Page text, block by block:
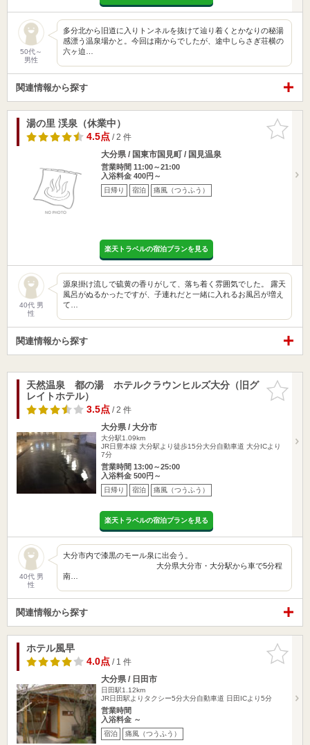
50代～
男性
多分北から旧道に入りトンネルを抜けて辿り着くとかなりの秘湯
感漂う温泉場かと。今回は南からでしたが、途中しらさぎ荘横の
六ヶ迫…
関連情報から探す
お気に入
りに追加
湯の里 渓泉（休業中）
4.5点/ 2 件
大分県 / 国東市国見町 / 国見温泉
営業時間 11:00～21:00
入浴料金 400円～
日帰り 宿泊 痛風（つうふう）
楽天トラベルの宿泊プランを見る
40代 男
性
源泉掛け流しで硫黄の香りがして、落ち着く雰囲気でした。 露天
風呂がぬるかったですが、子連れだと一緒に入れるお風呂が増え
て…
関連情報から探す
お気に入
りに追加
天然温泉 都の湯 ホテルクラウンヒルズ大分（旧グ
レイトホテル）
3.5点/ 2 件
大分県 / 大分市
大分駅1.09km
JR日豊本線 大分駅より徒歩15分大分自動車道 大分ICより
7分
営業時間 13:00～25:00
入浴料金 500円～
日帰り 宿泊 痛風（つうふう）
楽天トラベルの宿泊プランを見る
40代 男
性
大分市内で漆黒のモール泉に出会う。
大分県大分市・大分駅から車で5分程
南…
関連情報から探す
お気に入
りに追加
ホテル風早
4.0点/ 1 件
大分県 / 日田市
日田駅1.12km
JR日田駅よりタクシー5分大分自動車道 日田ICより5分
営業時間
入浴料金 ～
宿泊 痛風（つうふう）